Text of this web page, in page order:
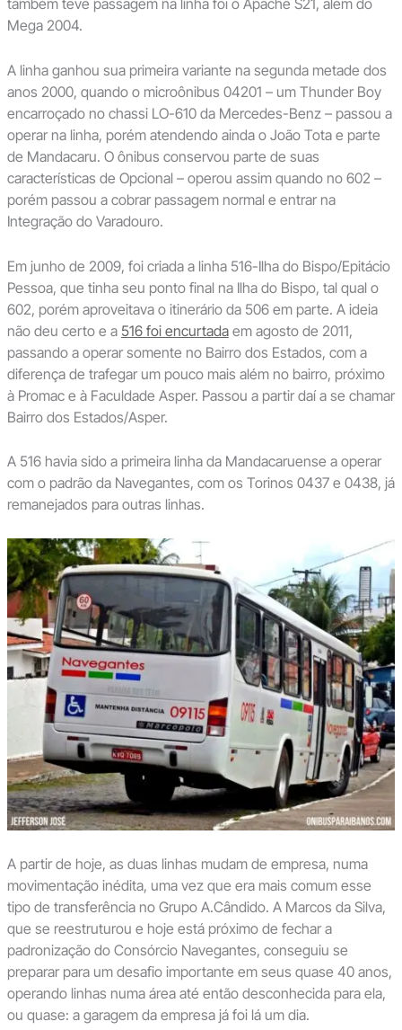
também teve passagem na linha foi o Apache S21, além do
Mega 2004.
A linha ganhou sua primeira variante na segunda metade dos
anos 2000, quando o microônibus 04201 – um Thunder Boy
encarroçado no chassi LO-610 da Mercedes-Benz – passou a
operar na linha, porém atendendo ainda o João Tota e parte
de Mandacaru. O ônibus conservou parte de suas
características de Opcional – operou assim quando no 602 –
porém passou a cobrar passagem normal e entrar na
Integração do Varadouro.
Em junho de 2009, foi criada a linha 516-Ilha do Bispo/Epitácio
Pessoa, que tinha seu ponto final na Ilha do Bispo, tal qual o
602, porém aproveitava o itinerário da 506 em parte. A ideia
não deu certo e a 516 foi encurtadaem agosto de 2011,
passando a operar somente no Bairro dos Estados, com a
diferença de trafegar um pouco mais além no bairro, próximo
à Promac e à Faculdade Asper. Passou a partir daí a se chamar
Bairro dos Estados/Asper.
A 516 havia sido a primeira linha da Mandacaruense a operar
com o padrão da Navegantes, com os Torinos 0437 e 0438, já
remanejados para outras linhas.
A partir de hoje, as duas linhas mudam de empresa, numa
movimentação inédita, uma vez que era mais comum esse
tipo de transferência no Grupo A.Cândido. A Marcos da Silva,
que se reestruturou e hoje está próximo de fechar a
padronização do Consórcio Navegantes, conseguiu se
preparar para um desafio importante em seus quase 40 anos,
operando linhas numa área até então desconhecida para ela,
ou quase: a garagem da empresa já foi lá um dia.